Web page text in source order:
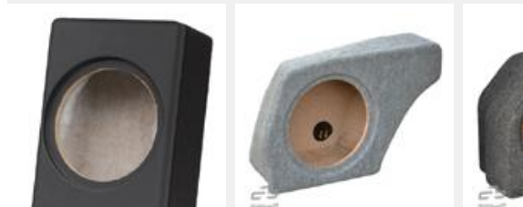
Pakkaus sisältää: 12 levyä
Levyn koko: 750 x 520mm
Paksuus: 2,3mm